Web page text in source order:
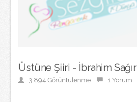
Üstüne Şiiri - İbrahim Sağır
3.894 Görüntülenme 1 Yorum